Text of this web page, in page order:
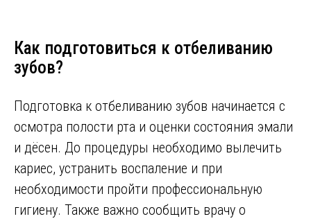
Как подготовиться к отбеливанию
зубов?
Подготовка к отбеливанию зубов начинается с
осмотра полости рта и оценки состояния эмали
и дёсен. До процедуры необходимо вылечить
кариес, устранить воспаление и при
необходимости пройти профессиональную
гигиену. Также важно сообщить врачу о